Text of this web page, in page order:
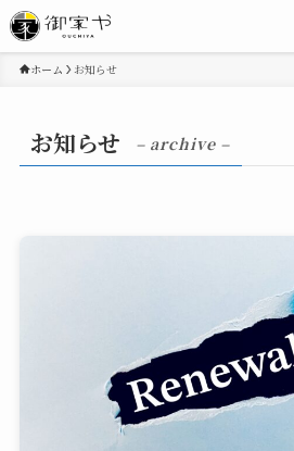
ホーム お知らせ
お知らせ – archive –